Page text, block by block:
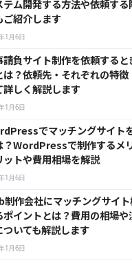
テム開発する方法や依頼する
ご紹介します
1月6日
請負サイト制作を依頼すると
は？依頼先・それぞれの特
詳しく解説します
1月6日
でマッチングサイト
？WordPressで制作するメ
ットや費用相場を解説
1月6日
作会社にマッチングサイ
ポイントとは？費用の相場や
ついても解説します
1月6日